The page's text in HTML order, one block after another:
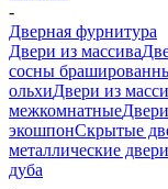
-
Дверная фурнитура
Двери из массива
сосны
ольхиДвери из
межкомнатные
экошпонСкрытые
металлические двери
дуба